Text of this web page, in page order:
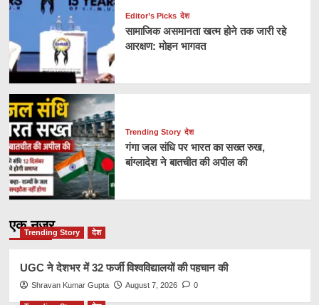
Editor’s Picks देश
सामाजिक असमानता खत्म होने तक जारी रहे
आरक्षण: मोहन भागवत
Trending Story देश
गंगा जल संधि पर भारत का सख्त रुख,
बांग्लादेश ने बातचीत की अपील की
एक नज़र
Trending Story देश
UGC ने देशभर में 32 फर्जी विश्वविद्यालयों की पहचान की
Shravan Kumar Gupta August 7, 2026 0